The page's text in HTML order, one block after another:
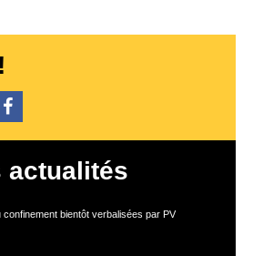
actualités
bientôt verbalisées par PV